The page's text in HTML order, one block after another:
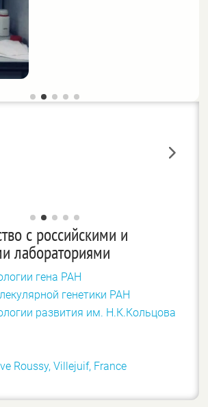
с российскими и
лабораториями
гена РАН
генетики РАН
развития им. Н.К.Кольцова
Roussy, Villejuif, France